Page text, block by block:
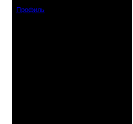
Профиль